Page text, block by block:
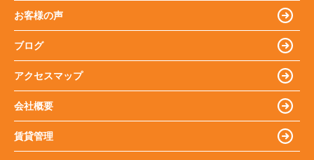
お客様の声
ブログ
アクセスマップ
会社概要
賃貸管理